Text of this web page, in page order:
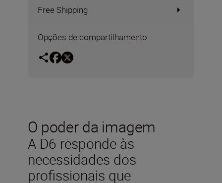
Free Shipping
Opções de compartilhamento
O poder da imagem
A D6 responde às
necessidades dos
profissionais que